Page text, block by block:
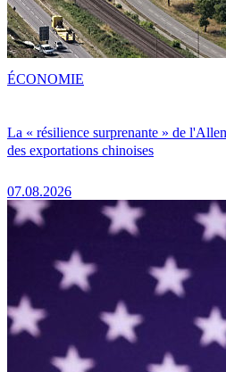
La « résilience surprenante » de
des exportations chinoises
07.08.2026
ÉCONOMIE